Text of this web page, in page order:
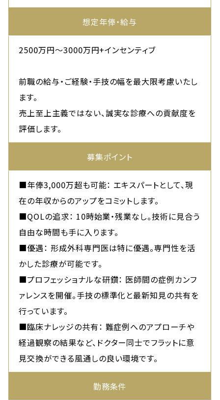
想定年俸・給与
2500万円～3000万円+インセンティブ
前職の給与・ご経験・手技の幅を最大限考慮いたし
ます。
売上至上主義ではない、誠実な診療への貢献度を
評価します。
募集ポイント
■年俸3,000万超も可能： エキスパートとして、現
在の年収からのアップをコミットします。
■QOLの追求： 10時始業・残業なし。技術に見合う
自由な時間も手に入ります。
■優遇： 形成外科専門医は特に優遇。専門性を活
かした診療が可能です。
■プロフェッショナルな研鑽： 医師間の症例カンフ
ァレンスを開催。手技の標準化と最新知見の共有を
行っています。
■臨床ナレッジの共有： 難症例へのアプローチや
経過観察の結果など、ドクター同士でフラットに意
見交換ができる風通しの良い環境です。
勤務条件